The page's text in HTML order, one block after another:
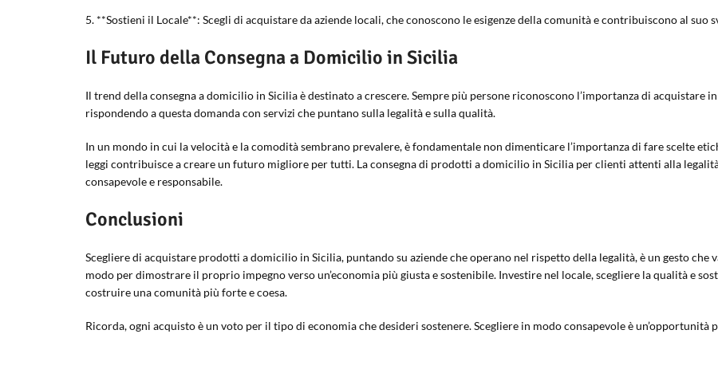
5. **Sostieni il Locale**: Scegli di acquistare da aziende locali, che conoscono le esigenze della comunità e contribuiscono al suo
Il Futuro della Consegna a Domicilio in Sicilia
Il trend della consegna a domicilio in Sicilia è destinato a crescere. Sempre più persone riconoscono l’importanza di acquistare
rispondendo a questa domanda con servizi che puntano sulla legalità e sulla qualità.
In un mondo in cui la velocità e la comodità sembrano prevalere, è fondamentale non dimenticare l’importanza di fare scelte
leggi contribuisce a creare un futuro migliore per tutti. La consegna di prodotti a domicilio in Sicilia per clienti attenti alla
consapevole e responsabile.
Conclusioni
Scegliere di acquistare prodotti a domicilio in Sicilia, puntando su aziende che operano nel rispetto della legalità, è un gesto che
modo per dimostrare il proprio impegno verso un’economia più giusta e sostenibile. Investire nel locale, scegliere la qualità e
costruire una comunità più forte e coesa.
Ricorda, ogni acquisto è un voto per il tipo di economia che desideri sostenere. Scegliere in modo consapevole è un’opportunità